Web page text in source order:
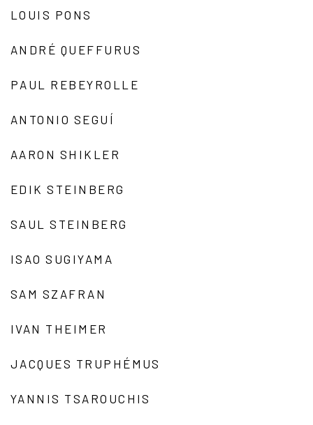
LOUIS PONS
ANDRÉ QUEFFURUS
PAUL REBEYROLLE
ANTONIO SEGUÍ
AARON SHIKLER
EDIK STEINBERG
SAUL STEINBERG
ISAO SUGIYAMA
SAM SZAFRAN
IVAN THEIMER
JACQUES TRUPHÉMUS
YANNIS TSAROUCHIS